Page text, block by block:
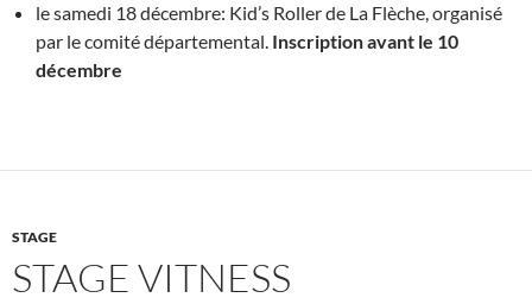
le samedi 18 décembre: Kid’s Roller de La Flèche, organisé
par le comité départemental. Inscription avant le 10
décembre
STAGE
STAGE VITNESS